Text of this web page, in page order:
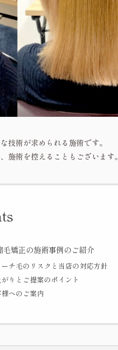
技術が求められる施術です。
施術を控えることもございます。
毛矯正の施術事例のご紹介
ーチ毛のリスクと当店の対応方針
りとご提案のポイント
へのご案内